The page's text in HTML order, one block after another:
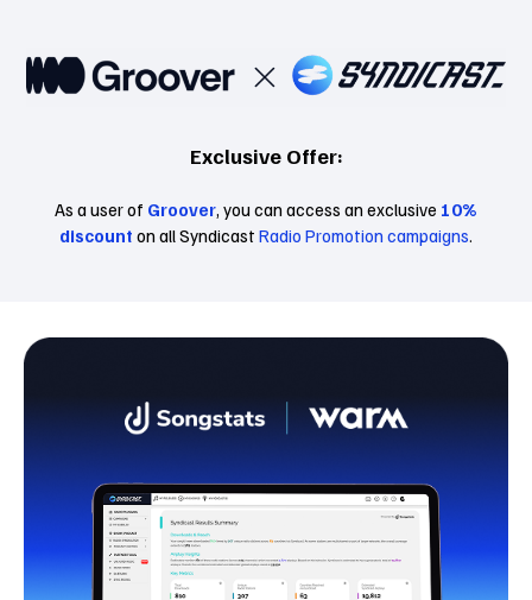
Exclusive Offer:
As a user of Groover, you can access an exclusive 10%
discount on all Syndicast Radio Promotion campaigns.